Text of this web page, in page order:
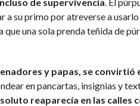
a su primo por atreverse a usarlo
una sola prenda teñida de
y papas, se convirtió
en pancartas, insignias y
reaparecía en las calles